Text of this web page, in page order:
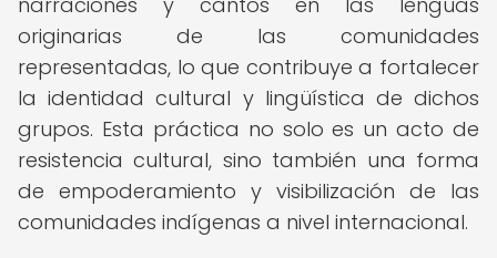
originarias de las comunidades
representadas, lo que contribuye a fortalecer
la identidad cultural y lingüística de dichos
grupos. Esta práctica no solo es un acto de
resistencia cultural, sino también una forma
de empoderamiento y visibilización de las
comunidades indígenas a nivel internacional.